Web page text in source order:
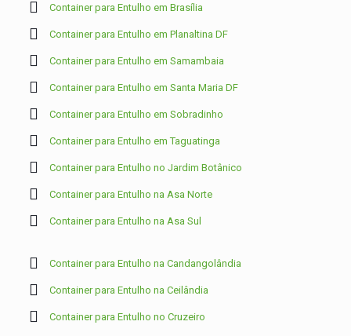
Container para Entulho em Brasília
Container para Entulho em Planaltina DF
Container para Entulho em Samambaia
Container para Entulho em Santa Maria DF
Container para Entulho em Sobradinho
Container para Entulho em Taguatinga
Container para Entulho no Jardim Botânico
Container para Entulho na Asa Norte
Container para Entulho na Asa Sul
Container para Entulho na Candangolândia
Container para Entulho na Ceilândia
Container para Entulho no Cruzeiro